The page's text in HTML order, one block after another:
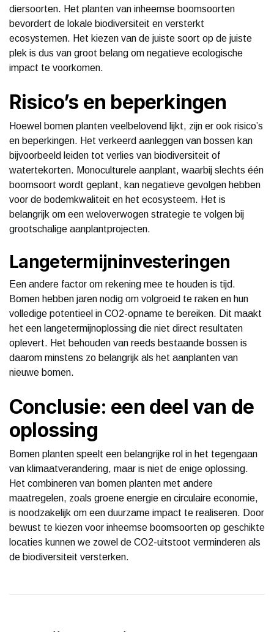
diersoorten. Het planten van inheemse boomsoorten
bevordert de lokale biodiversiteit en versterkt
ecosystemen. Het kiezen van de juiste soort op de juiste
plek is dus van groot belang om negatieve ecologische
impact te voorkomen.
Risico’s en beperkingen
Hoewel bomen planten veelbelovend lijkt, zijn er ook risico’s
en beperkingen. Het verkeerd aanleggen van bossen kan
bijvoorbeeld leiden tot verlies van biodiversiteit of
watertekorten. Monoculturele aanplant, waarbij slechts één
boomsoort wordt geplant, kan negatieve gevolgen hebben
voor de bodemkwaliteit en het ecosysteem. Het is
belangrijk om een weloverwogen strategie te volgen bij
grootschalige aanplantprojecten.
Langetermijninvesteringen
Een andere factor om rekening mee te houden is tijd.
Bomen hebben jaren nodig om volgroeid te raken en hun
volledige potentieel in CO2-opname te bereiken. Dit maakt
het een langetermijnoplossing die niet direct resultaten
oplevert. Het behouden van reeds bestaande bossen is
daarom minstens zo belangrijk als het aanplanten van
nieuwe bomen.
Conclusie: een deel van de
oplossing
Bomen planten speelt een belangrijke rol in het tegengaan
van klimaatverandering, maar is niet de enige oplossing.
Het combineren van bomen planten met andere
maatregelen, zoals groene energie en circulaire economie,
is noodzakelijk om een duurzame impact te realiseren. Door
bewust te kiezen voor inheemse boomsoorten op geschikte
locaties kunnen we zowel de CO2-uitstoot verminderen als
de biodiversiteit versterken.